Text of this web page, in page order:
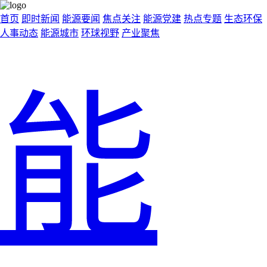
首页 即时新闻 能源要闻 焦点关注 能源党建 热点专题 生态环保
人事动态 能源城市 环球视野 产业聚焦
能